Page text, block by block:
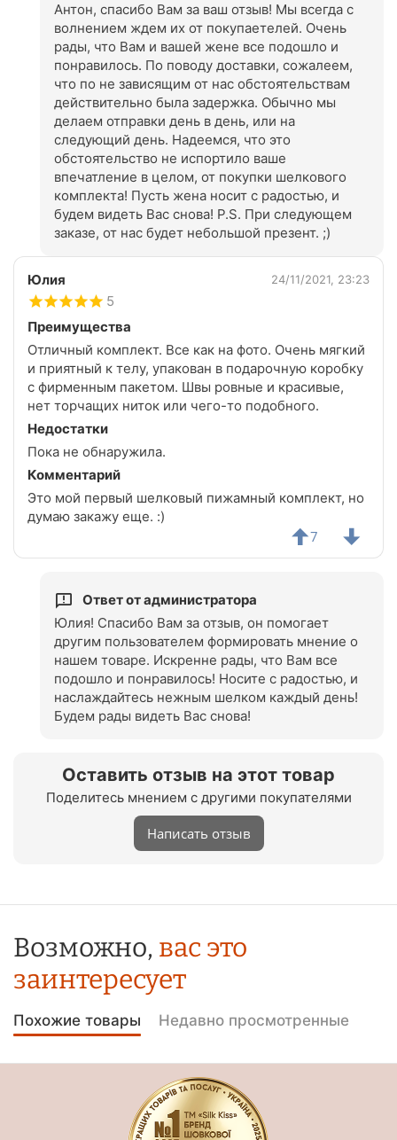
Антон, спасибо Вам за ваш отзыв! Мы всегда с
волнением ждем их от покупаетелей. Очень
рады, что Вам и вашей жене все подошло и
понравилось. По поводу доставки, сожалеем,
что по не зависящим от нас обстоятельствам
действительно была задержка. Обычно мы
делаем отправки день в день, или на
следующий день. Надеемся, что это
обстоятельство не испортило ваше
впечатление в целом, от покупки шелкового
комплекта! Пусть жена носит с радостью, и
будем видеть Вас снова! P.S. При следующем
заказе, от нас будет небольшой презент. ;)
Юлия 24/11/2021, 23:23
5
Преимущества
Отличный комплект. Все как на фото. Очень мягкий
и приятный к телу, упакован в подарочную коробку
с фирменным пакетом. Швы ровные и красивые,
нет торчащих ниток или чего-то подобного.
Недостатки
Пока не обнаружила.
Комментарий
Это мой первый шелковый пижамный комплект, но
думаю закажу еще. :)
7
Ответ от администратора
Юлия! Спасибо Вам за отзыв, он помогает
другим пользователем формировать мнение о
нашем товаре. Искренне рады, что Вам все
подошло и понравилось! Носите с радостью, и
наслаждайтесь нежным шелком каждый день!
Будем рады видеть Вас снова!
Оставить отзыв на этот товар
Поделитесь мнением с другими покупателями
Написать отзыв
Возможно, вас это
заинтересует
Похожие товары Недавно просмотренные